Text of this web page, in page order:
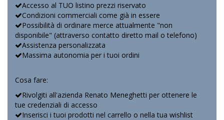
Accesso al TUO listino prezzi riservato
Condizioni commerciali come già in essere
Possibilità di ordinare merce attualmente "non
disponibile" (attraverso contatto diretto mail o telefono)
Assistenza personalizzata
Massima autonomia per i tuoi ordini
Cosa fare:
Rivolgiti all'azienda Renato Meneghetti per ottenere le
tue credenziali di accesso
Inserisci i tuoi prodotti nel carrello o nella tua wishlist